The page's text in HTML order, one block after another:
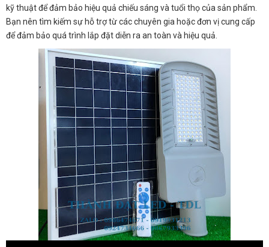
kỹ thuật để đảm bảo hiệu quả chiếu sáng và tuổi thọ của sản phẩm.
Bạn nên tìm kiếm sự hỗ trợ từ các chuyên gia hoặc đơn vị cung cấp
để đảm bảo quá trình lắp đặt diễn ra an toàn và hiệu quả.